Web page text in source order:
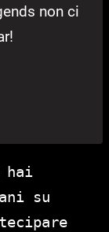
non ci
hai
su